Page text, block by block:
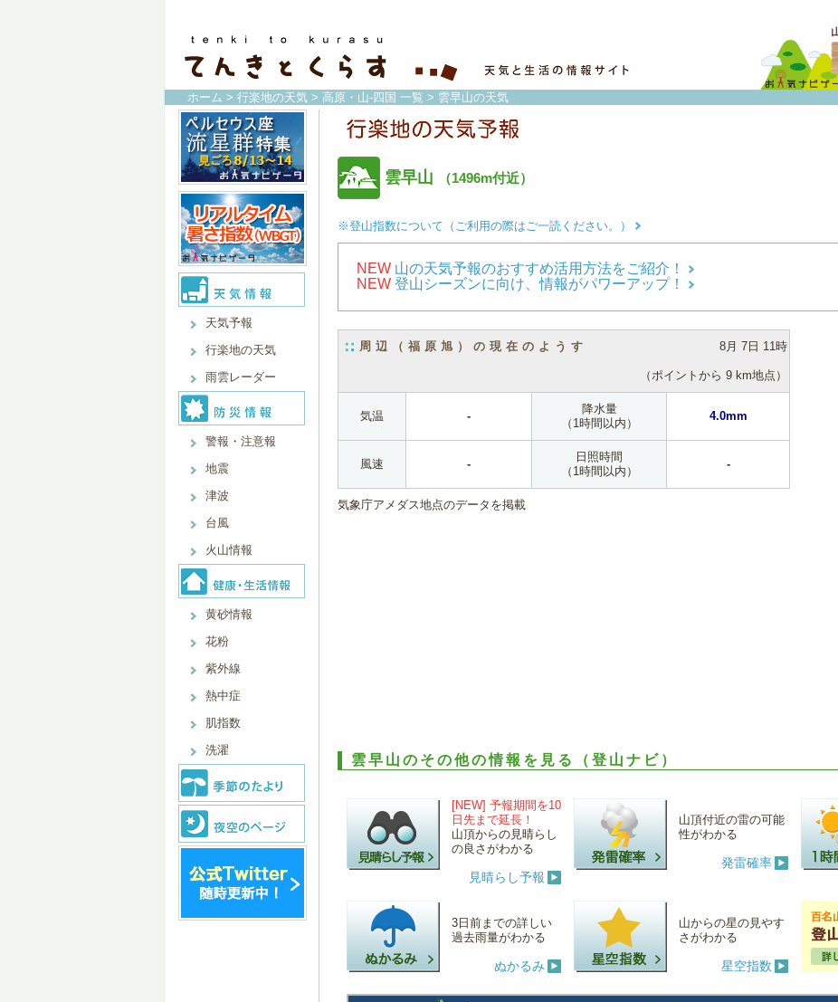
ホーム > 行楽地の天気 > 高原・山-四国 一覧 > 雲早山の天気
天気予報
行楽地の天気
雨雲レーダー
警報・注意報
地震
津波
台風
火山情報
黄砂情報
花粉
紫外線
熱中症
肌指数
洗濯
雲早山 （1496m付近）
※登山指数について（ご利用の際はご一読ください。）
NEW 山の天気予報のおすすめ活用方法をご紹介！
NEW 登山シーズンに向け、情報がパワーアップ！
周辺（福原旭）の現在のようす 8月 7日 11時
（ポイントから 9 km地点）
気温 -
降水量
（1時間以内）
4.0mm
風速 -
日照時間
（1時間以内）
-
気象庁アメダス地点のデータを掲載
雲早山のその他の情報を見る（登山ナビ）
[NEW] 予報期間を10
日先まで延長！
山頂からの見晴らし
の良さがわかる
見晴らし予報
山頂付近の雷の可能
性がわかる
発雷確率
3日前までの詳しい
過去雨量がわかる
ぬかるみ
山からの星の見やす
さがわかる
星空指数